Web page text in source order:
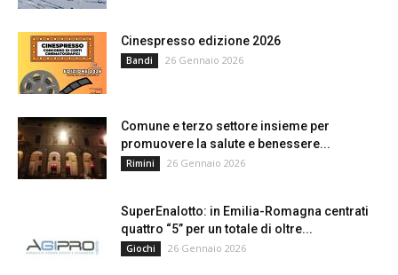
Cinespresso edizione 2026
Bandi 26 Gennaio 2026
Comune e terzo settore insieme per
promuovere la salute e benessere...
Rimini 26 Gennaio 2026
SuperEnalotto: in Emilia-Romagna centrati
quattro “5” per un totale di oltre...
Giochi 26 Gennaio 2026